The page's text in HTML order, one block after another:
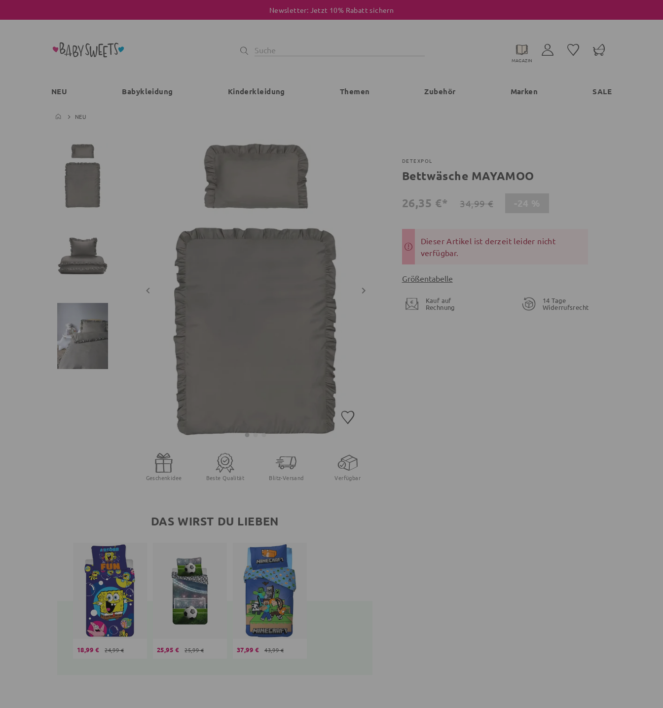
Newsletter: Jetzt 10% Rabatt sichern
MAGAZIN
NEU Babykleidung Kinderkleidung Themen Zubehör Marken SALE
NEU
Geschenkidee Beste Qualität Blitz-Versand Verfügbar
DAS WIRST DU LIEBEN
18,99 € 24,99 € 25,95 € 25,99 € 37,99 € 43,99 €
DETEXPOL
Bettwäsche MAYAMOO
26,35 €*
34,99 €
Dieser Artikel ist derzeit leider nicht
verfügbar.
Größentabelle
Kauf auf
Rechnung
14 Tage
Widerrufsrecht